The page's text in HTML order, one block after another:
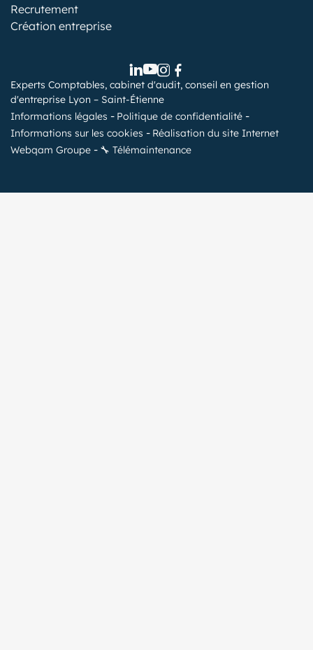
Recrutement
Création entreprise
Experts Comptables, cabinet d'audit, conseil en gestion
d'entreprise Lyon – Saint-Étienne
Informations légales
Politique de confidentialité
Informations sur les cookies
Réalisation du site Internet
Webqam Groupe
🔧 Télémaintenance